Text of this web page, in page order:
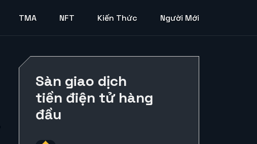
TMA NFT Kiến Thức Người Mới
Sàn giao dịch
tiền điện tử hàng
đầu